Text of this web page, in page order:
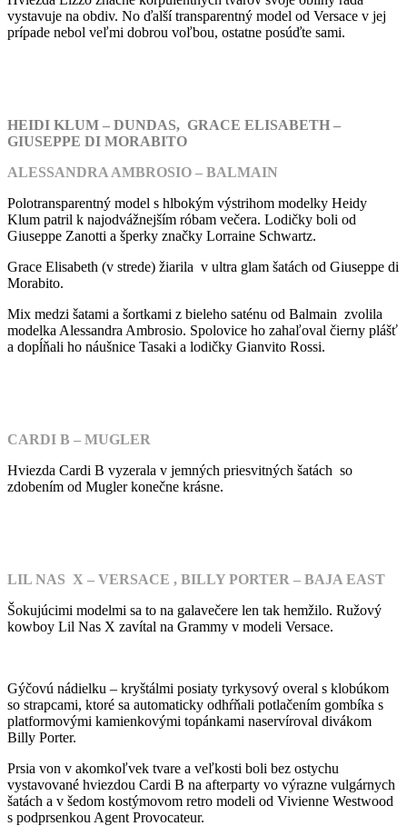
vystavuje na obdiv. No ďalší transparentný model od Versace v jej
prípade nebol veľmi dobrou voľbou, ostatne posúďte sami.
HEIDI KLUM – DUNDAS, GRACE ELISABETH –
GIUSEPPE DI MORABITO
ALESSANDRA AMBROSIO – BALMAIN
Polotransparentný model s hlbokým výstrihom modelky Heidy
Klum patril k najodvážnejším róbam večera. Lodičky boli od
Giuseppe Zanotti a šperky značky Lorraine Schwartz.
Grace Elisabeth (v strede) žiarila v ultra glam šatách od Giuseppe di
Morabito.
Mix medzi šatami a šortkami z bieleho saténu od Balmain zvolila
modelka Alessandra Ambrosio. Spolovice ho zahaľoval čierny plášť
a dopĺňali ho náušnice Tasaki a lodičky Gianvito Rossi.
CARDI B – MUGLER
Hviezda Cardi B vyzerala v jemných priesvitných šatách so
zdobením od Mugler konečne krásne.
LIL NAS X – VERSACE , BILLY PORTER – BAJA EAST
Šokujúcimi modelmi sa to na galavečere len tak hemžilo. Ružový
kowboy Lil Nas X zavítal na Grammy v modeli Versace.
Gýčovú nádielku – kryštálmi posiaty tyrkysový overal s klobúkom
so strapcami, ktoré sa automaticky odhŕňali potlačením gombíka s
platformovými kamienkovými topánkami naservíroval divákom
Billy Porter.
Prsia von v akomkoľvek tvare a veľkosti boli bez ostychu
vystavované hviezdou Cardi B na afterparty vo výrazne vulgárnych
šatách a v šedom kostýmovom retro modeli od Vivienne Westwood
s podprsenkou Agent Provocateur.